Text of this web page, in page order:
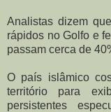
Analistas dizem
rápidos no Golfo e
passam cerca de
O país islâmico
território para
persistentes